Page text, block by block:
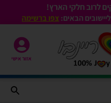
ליישובים הבאים: צפו ברשימה
אזור אישי